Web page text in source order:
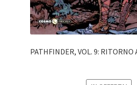
PATHFINDER, VOL. 9: RITORNO